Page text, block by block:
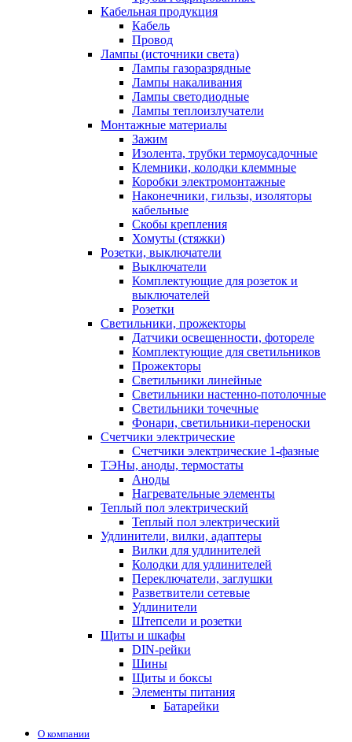
Кабельная продукция
Кабель
Провод
Лампы (источники света)
Лампы газоразрядные
Лампы накаливания
Лампы светодиодные
Лампы теплоизлучатели
Монтажные материалы
Зажим
Изолента, трубки термоусадочные
Клемники, колодки клеммные
Коробки электромонтажные
Наконечники, гильзы, изоляторы
кабельные
Скобы крепления
Хомуты (стяжки)
Розетки, выключатели
Выключатели
Комплектующие для розеток и
выключателей
Розетки
Светильники, прожекторы
Датчики освещенности, фотореле
Комплектующие для светильников
Прожекторы
Светильники линейные
Светильники настенно-потолочные
Светильники точечные
Фонари, светильники-переноски
Счетчики электрические
Счетчики электрические 1-фазные
ТЭНы, аноды, термостаты
Аноды
Нагревательные элементы
Теплый пол электрический
Теплый пол электрический
Удлинители, вилки, адаптеры
Вилки для удлинителей
Колодки для удлинителей
Переключатели, заглушки
Разветвители сетевые
Удлинители
Штепсели и розетки
Щиты и шкафы
DIN-рейки
Шины
Щиты и боксы
Элементы питания
Батарейки
О компании